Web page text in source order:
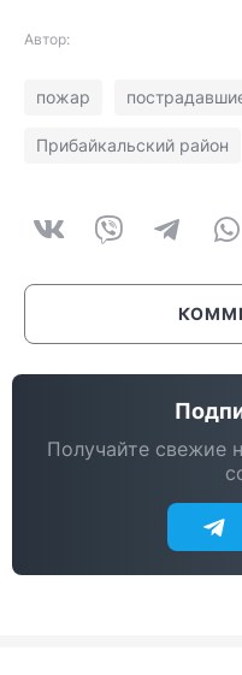
Автор:
пожар
Прибайкальский район
Получайте свежие